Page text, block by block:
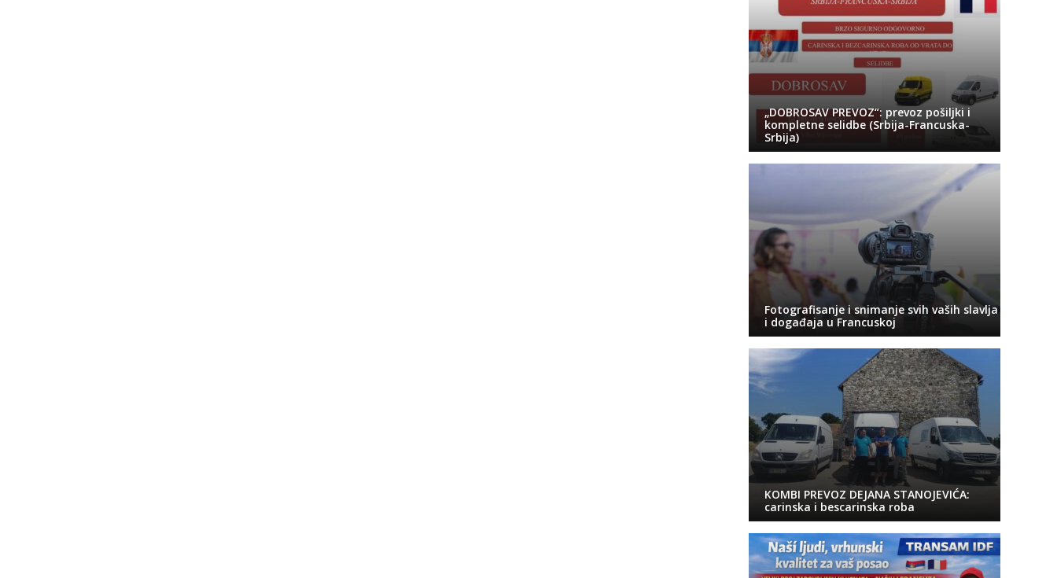
„DOBROSAV PREVOZ“: prevoz pošiljki i
kompletne selidbe (Srbija-Francuska-
Srbija)
Fotografisanje i snimanje svih vaših slavlja
i događaja u Francuskoj
KOMBI PREVOZ DEJANA STANOJEVIĆA:
carinska i bescarinska roba